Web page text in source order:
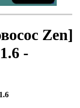
Zen]
-